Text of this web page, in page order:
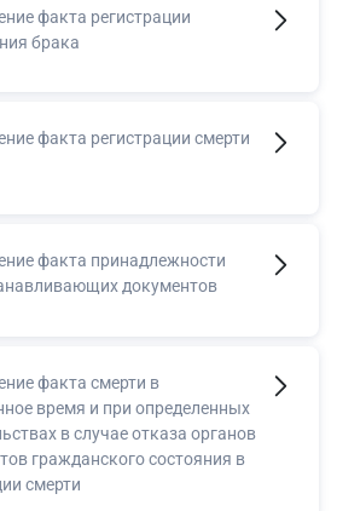
факта регистрации
брака
факта регистрации смерти
факта принадлежности
документов
факта смерти в
время и при определенных
в случае отказа органов
гражданского состояния в
смерти